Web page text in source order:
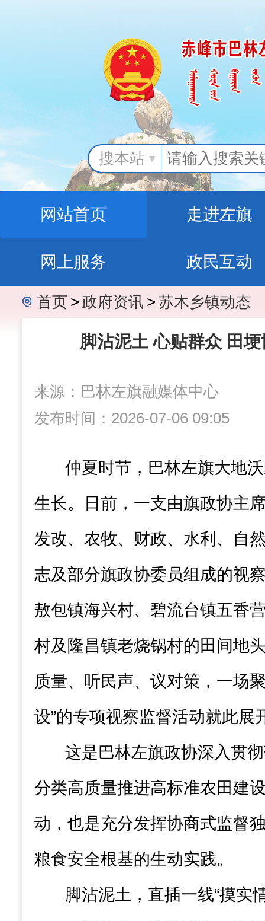
搜本站
网站首页 走进左旗
网上服务 政民互动
首页 > 政府资讯 > 苏木乡镇动态
脚沾泥土 心贴群众 田
来源：巴林左旗融媒体中心
发布时间：2026-07-06 09:05
仲夏时节，巴林左旗大地
生长。日前，一支由旗政协主
发改、农牧、财政、水利、自
志及部分旗政协委员组成的视
敖包镇海兴村、碧流台镇五香
村及隆昌镇老烧锅村的田间地
质量、听民声、议对策，一场
设”的专项视察监督活动就此
这是巴林左旗政协深入贯
分类高质量推进高标准农田建
动，也是充分发挥协商式监督
粮食安全根基的生动实践。
脚沾泥土，直插一线“摸实